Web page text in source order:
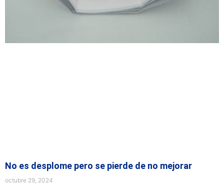
No es desplome pero se pierde de no mejorar
octubre 29, 2024